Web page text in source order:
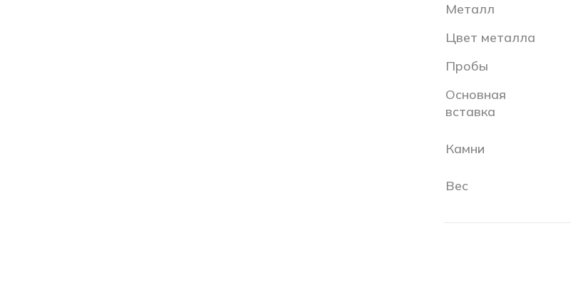
Металл
Цвет металла
Пробы
Основная
вставка
Камни
Вес